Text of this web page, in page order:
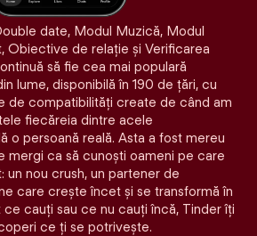
date, Modul Muzică, Modul
Obiective de relație și Verificarea
să fie cea mai populară
lume, disponibilă în 190 de țări, cu
de compatibilități create de când am
fiecăreia dintre acele
o persoană reală. Asta a fost mereu
mergi ca să cunoști oameni pe care
un nou crush, un partener de
care crește încet și se transformă în
cauți sau ce nu cauți încă, Tinder îți
ce ți se potrivește.